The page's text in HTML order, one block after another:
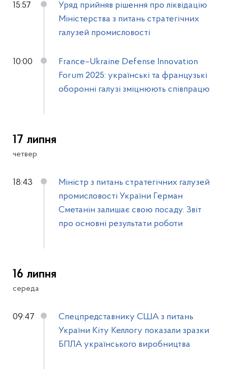
15:57
Уряд прийняв рішення про ліквідацію
Міністерства з питань стратегічних
галузей промисловості
10:00
France–Ukraine Defense Innovation
Forum 2025: українські та французькі
оборонні галузі зміцнюють співпрацю
17 липня
четвер
18:43
Міністр з питань стратегічних галузей
промисловості України Герман
Сметанін залишає свою посаду. Звіт
про основні результати роботи
16 липня
середа
09:47
Спецпредставнику США з питань
України Кіту Келлогу показали зразки
БПЛА українського виробництва